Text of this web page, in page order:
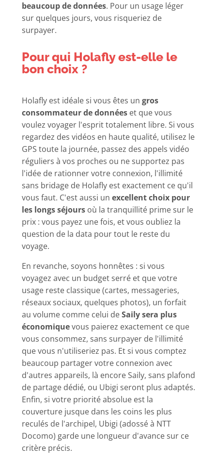
beaucoup de données. Pour un usage léger
sur quelques jours, vous risqueriez de
surpayer.
Pour qui Holafly est-elle le
bon choix ?
Holafly est idéale si vous êtes un gros
consommateur de donnéeset que vous
voulez voyager l'esprit totalement libre. Si vous
regardez des vidéos en haute qualité, utilisez le
GPS toute la journée, passez des appels vidéo
réguliers à vos proches ou ne supportez pas
l'idée de rationner votre connexion, l'illimité
sans bridage de Holafly est exactement ce qu'il
vous faut. C'est aussi un excellent choix pour
les longs séjoursoù la tranquillité prime sur le
prix : vous payez une fois, et vous oubliez la
question de la data pour tout le reste du
voyage.
En revanche, soyons honnêtes : si vous
voyagez avec un budget serré et que votre
usage reste classique (cartes, messageries,
réseaux sociaux, quelques photos), un forfait
au volume comme celui deSaily sera plus
économiquevous paierez exactement ce que
vous consommez, sans surpayer de l'illimité
que vous n'utiliseriez pas. Et si vous comptez
beaucoup partager votre connexion avec
d'autres appareils, là encore Saily, sans plafond
de partage dédié, ou Ubigi seront plus adaptés.
Enfin, si votre priorité absolue est la
couverture jusque dans les coins les plus
reculés de l'archipel, Ubigi (adossé à NTT
Docomo) garde une longueur d'avance sur ce
critère précis.